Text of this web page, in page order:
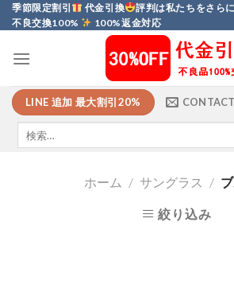
Skip
to
季節限定割引 代金引換 評判は私たちをさら
不良交換100%
100%返金対応
LINE 追加 最大割引20% CONTACT
ホーム / サングラス /
絞り込み